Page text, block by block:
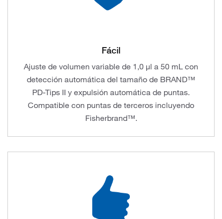
Fácil
Ajuste de volumen variable de 1,0 μl a 50 mL con
detección automática del tamaño de BRAND™
PD-Tips II y expulsión automática de puntas.
Compatible con puntas de terceros incluyendo
Fisherbrand™.